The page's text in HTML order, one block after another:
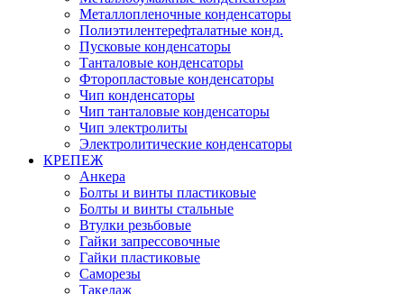
Металлопленочные конденсаторы
Полиэтилентерефталатные конд.
Пусковые конденсаторы
Танталовые конденсаторы
Фторопластовые конденсаторы
Чип конденсаторы
Чип танталовые конденсаторы
Чип электролиты
Электролитические конденсаторы
КРЕПЕЖ
Анкера
Болты и винты пластиковые
Болты и винты стальные
Втулки резьбовые
Гайки запрессовочные
Гайки пластиковые
Саморезы
Такелаж